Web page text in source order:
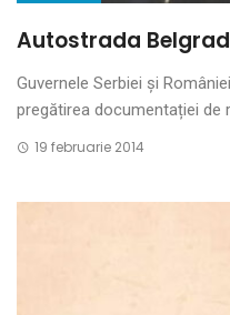
Autostrada
Guvernele Serbiei și
pregătirea documentației de
19 februarie 2014